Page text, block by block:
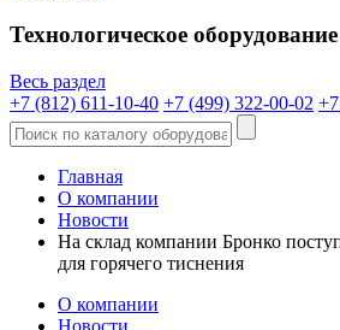
Технологическое оборудование
Весь раздел
+7 (812) 611-10-40 +7 (499) 322-00-02
Главная
О компании
Новости
На склад компании Бронко
для горячего тиснения
О компании
Новости